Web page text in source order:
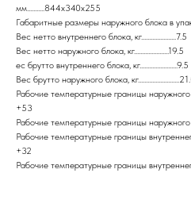
мм...........844x340x255
Габаритные размеры наружного блока в
Вес нетто внутреннего блока, кг......................7.5
Вес нетто наружного блока, кг......................19.5
ес брутто внутреннего блока, кг........................9.5
Вес брутто наружного блока,
Рабочие температурные границы наружного
+53
Рабочие температурные границы наружного
Рабочие температурные границы
+32
Рабочие температурные границы